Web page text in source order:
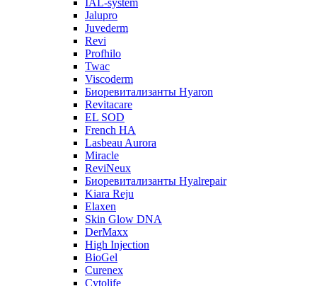
IAL-system
Jalupro
Juvederm
Revi
Profhilo
Twac
Viscoderm
Биоревитализанты Hyaron
Revitacare
EL SOD
French HA
Lasbeau Aurora
Miracle
ReviNeux
Биоревитализанты Hyalrepair
Kiara Reju
Elaxen
Skin Glow DNA
DerMaxx
High Injection
BioGel
Curenex
Cytolife